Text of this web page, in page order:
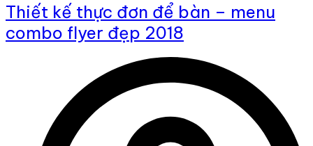
Thiết kế thực đơn để bàn – menu
combo flyer đẹp 2018